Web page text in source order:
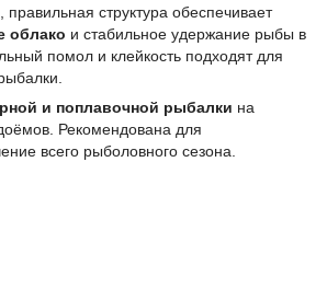
правильная структура обеспечивает
облако и стабильное удержание рыбы в
помол и клейкость подходят для
и поплавочной рыбалки на
Рекомендована для
всего рыболовного сезона.